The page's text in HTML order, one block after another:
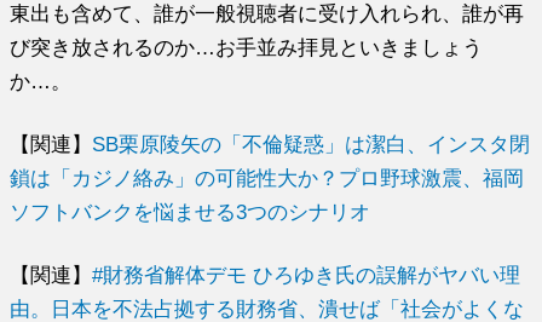
東出も含めて、誰が一般視聴者に受け入れられ、誰が再
び突き放されるのか…お手並み拝見といきましょう
か…。
【関連】 SB栗原陵矢の「不倫疑惑」は潔白、インスタ閉
鎖は「カジノ絡み」の可能性大か？プロ野球激震、福岡
ソフトバンクを悩ませる3つのシナリオ
【関連】#財務省解体デモ ひろゆき氏の誤解がヤバい理
由。日本を不法占拠する財務省、潰せば「社会がよくな